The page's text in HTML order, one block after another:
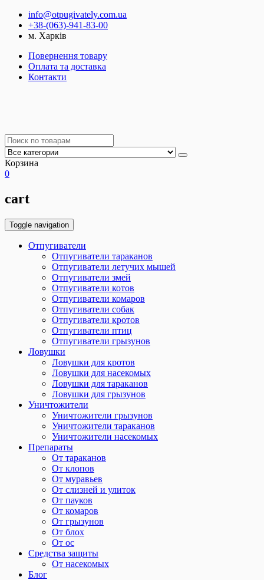
info@otpugivately.com.ua
+38-(063)-941-83-00
м. Харків
Повернення товару
Оплата та доставка
Контакти
Корзина
0
cart
Toggle navigation
Отпугиватели
Отпугиватели тараканов
Отпугиватели летучих мышей
Отпугиватели змей
Отпугиватели котов
Отпугиватели комаров
Отпугиватели собак
Отпугиватели кротов
Отпугиватели птиц
Отпугиватели грызунов
Ловушки
Ловушки для кротов
Ловушки для насекомых
Ловушки для тараканов
Ловушки для грызунов
Уничтожители
Уничтожители грызунов
Уничтожители тараканов
Уничтожители насекомых
Препараты
От тараканов
От клопов
От муравьев
От слизней и улиток
От пауков
От комаров
От грызунов
От блох
От ос
Средства защиты
От насекомых
Блог